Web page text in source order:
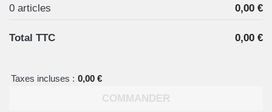
0 articles 0,00 €
Total TTC 0,00 €
Taxes incluses : 0,00 €
COMMANDER